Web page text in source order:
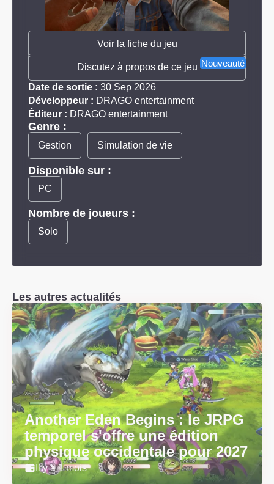
Voir la fiche du jeu
Nouveauté
Discutez à propos de ce jeu
Date de sortie : 30 Sep 2026
Développeur : DRAGO entertainment
Éditeur : DRAGO entertainment
Genre :
Gestion Simulation de vie
Disponible sur :
PC
Nombre de joueurs :
Solo
Les autres actualités
Another Eden Begins : le JRPG
temporel s'offre une édition
physique occidentale pour 2027
Il y a 1 mois